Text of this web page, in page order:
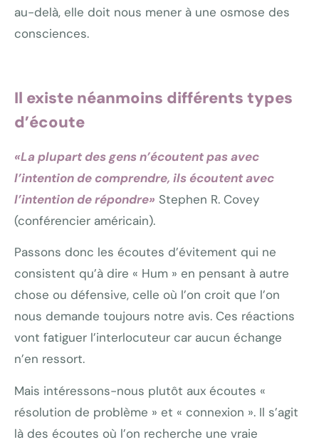
au-delà, elle doit nous mener à une osmose des
consciences.
Il existe néanmoins différents types
d’écoute
«La plupart des gens n’écoutent pas avec
l’intention de comprendre, ils écoutent avec
l’intention de répondre» Stephen R. Covey
(conférencier américain).
Passons donc les écoutes d’évitement qui ne
consistent qu’à dire « Hum » en pensant à autre
chose ou défensive, celle où l’on croit que l’on
nous demande toujours notre avis. Ces réactions
vont fatiguer l’interlocuteur car aucun échange
n’en ressort.
Mais intéressons-nous plutôt aux écoutes «
résolution de problème » et « connexion ». Il s’agit
là des écoutes où l’on recherche une vraie